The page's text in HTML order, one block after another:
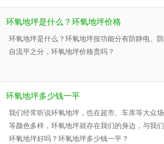
环氧地坪是什么？环氧地坪价格
环氧地坪是什么？环氧地坪按功能分有防静电、
自流平之分，环氧地坪价格贵吗？
环氧地坪多少钱一平
我们经常听说环氧地坪，也在超市、车库等大众
等颜色多样，环氧地坪就存在我们的身边，与我
环氧地坪好吗？环氧地坪多少钱一平？